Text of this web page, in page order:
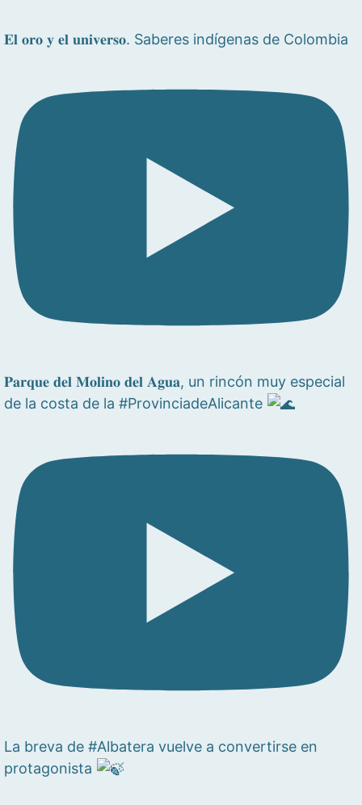
𝐄𝐥 𝐨𝐫𝐨 𝐲 𝐞𝐥 𝐮𝐧𝐢𝐯𝐞𝐫𝐬𝐨. Saberes indígenas de Colombia
𝐏𝐚𝐫𝐪𝐮𝐞 𝐝𝐞𝐥 𝐌𝐨𝐥𝐢𝐧𝐨 𝐝𝐞𝐥 𝐀𝐠𝐮𝐚, un rincón muy especial
de la costa de la #ProvinciadeAlicante
La breva de #Albatera vuelve a convertirse en
protagonista